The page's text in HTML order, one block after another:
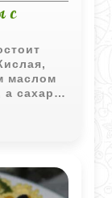
с
маслом
а сахар